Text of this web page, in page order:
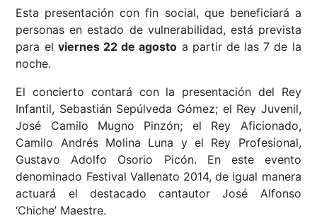
Esta presentación con fin social, que beneficiará a
personas en estado de vulnerabilidad, está prevista
para el viernes 22 de agosto a partir de las 7 de la
noche.
El concierto contará con la presentación del Rey
Infantil, Sebastián Sepúlveda Gómez; el Rey Juvenil,
José Camilo Mugno Pinzón; el Rey Aficionado,
Camilo Andrés Molina Luna y el Rey Profesional,
Gustavo Adolfo Osorio Picón. En este evento
denominado Festival Vallenato 2014, de igual manera
actuará el destacado cantautor José Alfonso
‘Chiche’ Maestre.